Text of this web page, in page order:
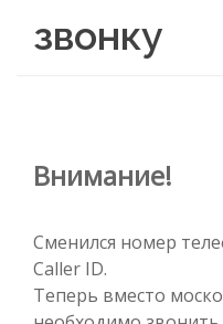
звонку
Внимание!
Сменился номер
Caller ID.
Теперь вместо